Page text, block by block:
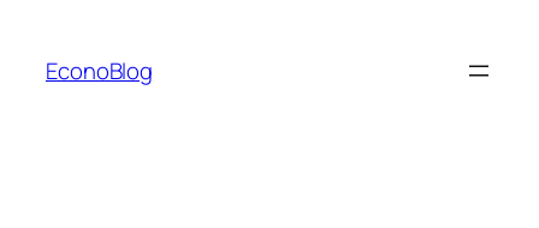
contenido
EconoBlog